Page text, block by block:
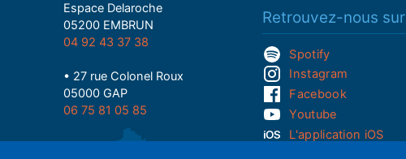
Espace Delaroche
05200 EMBRUN
04 92 43 37 38
• 27 rue Colonel Roux
05000 GAP
06 75 81 05 85
Retrouvez-nous sur
Spotify
Instagram
Facebook
Youtube
L'application iOS